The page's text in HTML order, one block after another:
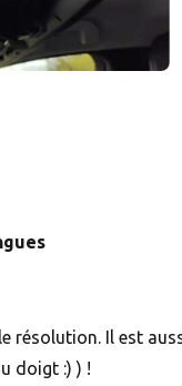
résolution. Il est
doigt :) ) !